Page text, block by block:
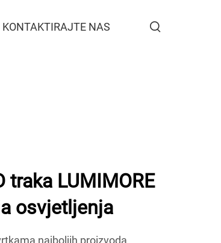
KONTAKTIRAJTE NAS
traka LUMIMORE
osvjetljenja
najboljih proizvoda